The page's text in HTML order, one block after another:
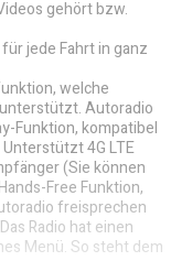
gehört bzw.
jede Fahrt in ganz
welche
Autoradio
Funktion, kompatibel
4G LTE
(Sie können
Free Funktion,
freisprechen
Radio hat einen
Menü. So steht dem